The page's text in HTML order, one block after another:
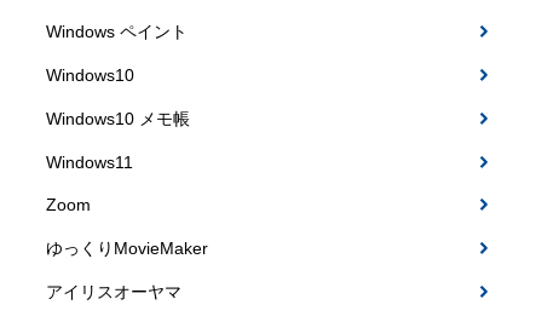
Windows ペイント
Windows10
Windows10 メモ帳
Windows11
Zoom
ゆっくりMovieMaker
アイリスオーヤマ